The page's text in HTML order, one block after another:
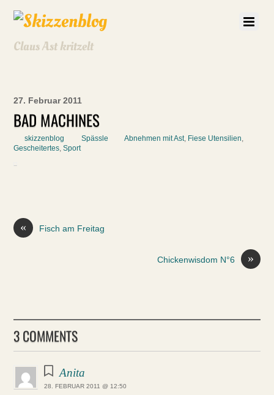
Claus Ast kritzelt
27. Februar 2011
BAD MACHINES
skizzenblog Spässle Abnehmen mit Ast, Fiese Utensilien,
Gescheitertes,Sport
« Fisch am Freitag
»
Chickenwisdom N°6
3 COMMENTS
Anita
28. FEBRUAR 2011 @ 12:50